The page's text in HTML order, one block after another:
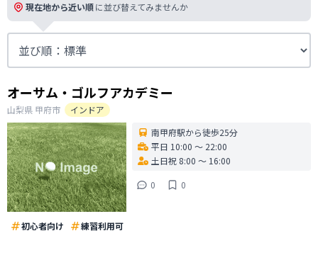
現在地から近い順に並び替えてみませんか
オーサム・ゴルフアカデミー
山梨県 甲府市
インドア
南甲府駅から徒歩25分
平日 10:00 〜 22:00
土日祝 8:00 〜 16:00
0
0
初心者向け 練習利用可